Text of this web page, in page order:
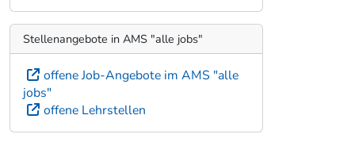
Stellenangebote in AMS "alle jobs"
offene Job-Angebote im AMS "alle
jobs"
offene Lehrstellen